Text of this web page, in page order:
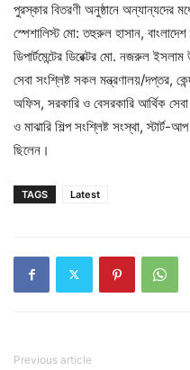
পুরস্কার বিতরণী অনুষ্ঠানে অন্যান্যদের
স্পেশালিস্ট মো: তহুরুল হাসান,
ডিপার্টমেন্টের ডিরেক্টর মো. নজরুল
সেবা সংশ্লিষ্ট সকল মন্ত্রণালয়/দপ্তর,
অফিস, সরকারি ও বেসরকারি আর্থিক সেবা
ও মাঝারি শিল্প সংশ্লিষ্ট সংস্থা, স্টার্ট-
ছিলেন।
TAGS Latest
Previous article